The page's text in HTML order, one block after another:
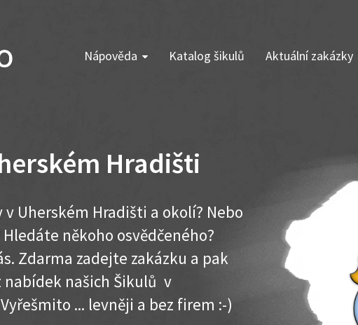
Nápověda Katalog šikulů Aktuální zakázky
Hradišti
Uherském Hradišti a okolí? Nebo
někoho osvědčeného?
Zdarma zadejte zakázku a pak
nabídek našich Šikulů v
... levněji a bez firem :-)